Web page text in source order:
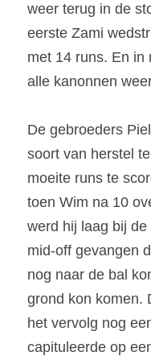
weer terug in de
eerste Zami
met 14 runs. En in
alle kanonnen
De gebroeders
soort van herstel
moeite runs te
toen Wim na 10
werd hij laag bij
mid-off gevangen
nog naar de bal
grond kon komen.
het vervolg nog
capituleerde op